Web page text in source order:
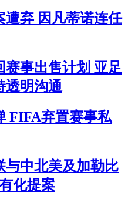
遭弃 因凡蒂诺连任
事出售计划 亚足
透明沟通
FIFA弃置赛事私
与中北美及加勒比
化提案